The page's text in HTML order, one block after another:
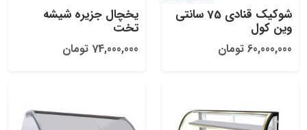
شوکیک قنادی 75 سانتی
وین کول
60,000,000 تومان
یخچال جزیره شیشه
تخت
74,000,000 تومان